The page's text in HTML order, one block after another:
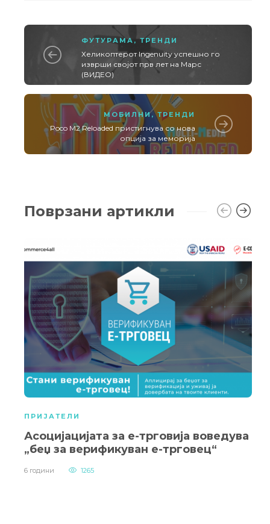
ФУТУРАМА ,ТРЕНДИ
Хеликоптерот Ingenuity успешно го
изврши својот прв лет на Марс
(ВИДЕО)
МОБИЛНИ,ТРЕНДИ
Poco M2 Reloaded пристигнува со нова
опција за меморија
Поврзани артикли
ПРИЈАТЕЛИ
Асоцијацијата за е-трговија воведува
„беџ за верификуван е-трговец“
6 години 1265